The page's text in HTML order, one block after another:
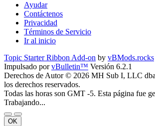
Ayudar
Contáctenos
Privacidad
Términos de Servicio
Ir al inicio
Topic Starter Ribbon Add-on by vBMods.rocks
Impulsado porvBulletin™ Versión 6.2.1
Derechos de Autor © 2026 MH Sub I, LLC
los derechos reservados.
Todas las horas son GMT -5. Esta página fue
Trabajando...
OK